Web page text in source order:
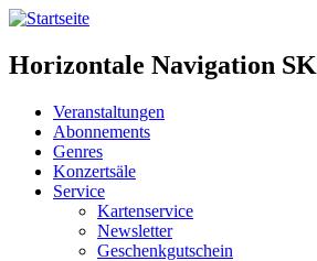
Horizontale Navigation SK
Veranstaltungen
Abonnements
Genres
Konzertsäle
Service
Kartenservice
Newsletter
Geschenkgutschein